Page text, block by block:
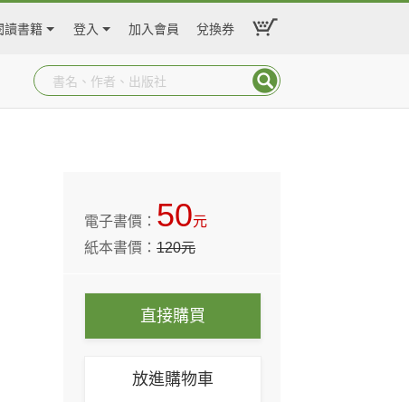
讀書籍 登入 加入會員 兌換券
電子書價： 50元
紙本書價：120元
直接購買
放進購物車